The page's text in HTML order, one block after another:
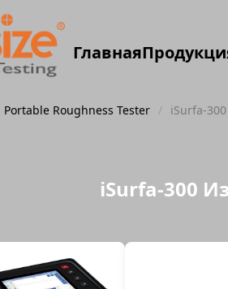
Главная
Portable Roughness Tester / iSurfa-
iSurfa-300